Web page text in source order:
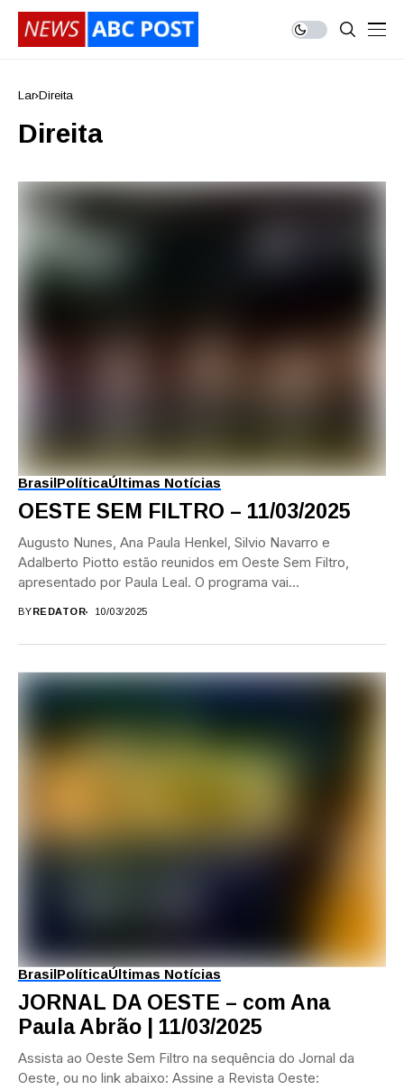
Lar Direita
Direita
BrasilPolíticaÚltimas Notícias
OESTE SEM FILTRO – 11/03/2025
Augusto Nunes, Ana Paula Henkel, Silvio Navarro e
Adalberto Piotto estão reunidos em Oeste Sem Filtro,
apresentado por Paula Leal. O programa vai...
BY REDATOR 10/03/2025
BrasilPolíticaÚltimas Notícias
JORNAL DA OESTE – com Ana
Paula Abrão | 11/03/2025
Assista ao Oeste Sem Filtro na sequência do Jornal da
Oeste, ou no link abaixo: Assine a Revista Oeste: